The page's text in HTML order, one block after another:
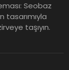
Seobaz
tasarımıyla
taşıyın.